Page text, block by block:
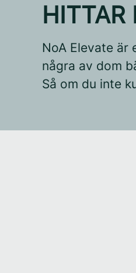
HITTAR
NoA Elevate är
några av dom
Så om du inte